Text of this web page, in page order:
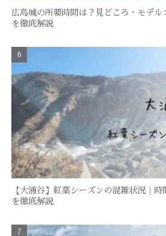
広島城の所要時間は？見どころ・モデル
を徹底解説
【大涌谷】紅葉シーズンの混雑状況｜
を徹底解説